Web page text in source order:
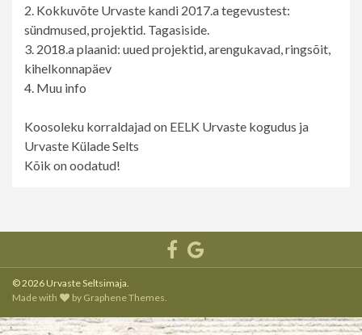
2. Kokkuvõte Urvaste kandi 2017.a tegevustest:
sündmused, projektid. Tagasiside.
3. 2018.a plaanid: uued projektid, arengukavad, ringsõit,
kihelkonnapäev
4. Muu info
Koosoleku korraldajad on EELK Urvaste kogudus ja
Urvaste Külade Selts
Kõik on oodatud!
© 2026 Urvaste Seltsimaja.
Made with
by Graphene Themes.